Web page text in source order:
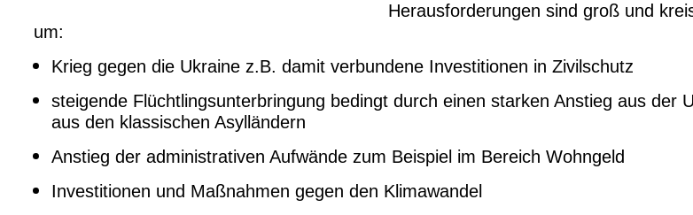
Herausforderungen sind groß und
um:
Krieg gegen die Ukraine z.B. damit verbundene Investitionen in Zivilschutz
steigende Flüchtlingsunterbringung bedingt durch einen starken Anstieg aus der
aus den klassischen Asylländern
Anstieg der administrativen Aufwände zum Beispiel im Bereich Wohngeld
Investitionen und Maßnahmen gegen den Klimawandel